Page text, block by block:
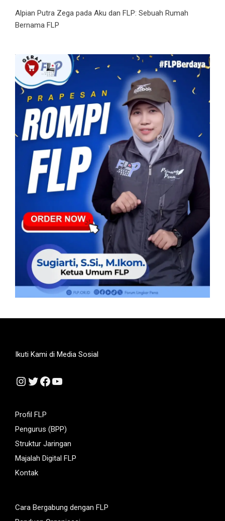
Alpian Putra Zega pada Aku dan FLP: Sebuah Rumah
Bernama FLP
Ikuti Kami di Media Sosial
Instagram
Twitter
Facebook
YouTube
Profil FLP
Pengurus (BPP)
Struktur Jaringan
Majalah Digital FLP
Kontak
Cara Bergabung dengan FLP